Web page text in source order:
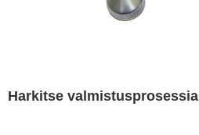
Harkitse valmistusprosessia